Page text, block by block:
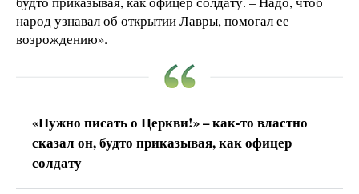
народ узнавал об открытии Лавры, помогал ее
возрождению».
«Нужно писать о Церкви!» – как-то властно
сказал он, будто приказывая, как офицер
солдату